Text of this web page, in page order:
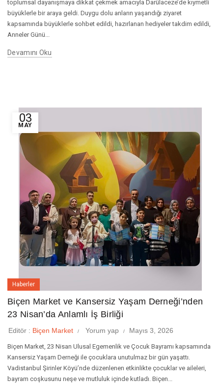
toplumsal dayanışmaya dikkat çekmek amacıyla Darülaceze’de kıymetli
büyüklerle bir araya geldi. Duygu dolu anların yaşandığı ziyaret
kapsamında büyüklerle sohbet edildi, hazırlanan hediyeler takdim edildi,
Anneler Günü...
Devamını Oku
03
MAY
Haberler
Biçen Market ve Kansersiz Yaşam Derneği’nden
23 Nisan’da Anlamlı İş Birliği
Editör : Biçen Market Yorum yap Mayıs 3, 2026
Biçen Market, 23 Nisan Ulusal Egemenlik ve Çocuk Bayramı kapsamında
Kansersiz Yaşam Derneği ile çocuklara unutulmaz bir gün yaşattı.
Vadistanbul Şirinler Köyü’nde düzenlenen etkinlikte çocuklar ve aileleri,
bayram coşkusunu neşe ve mutluluk içinde kutladı. Biçen...